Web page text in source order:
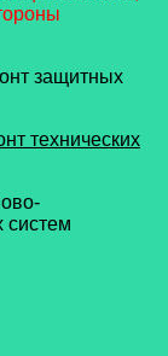
защитных
технических
систем